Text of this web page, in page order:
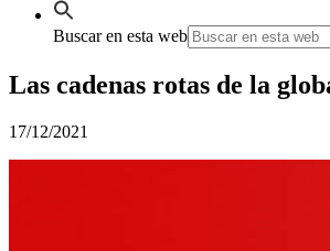
Buscar en esta web
Las cadenas rotas de la
17/12/2021